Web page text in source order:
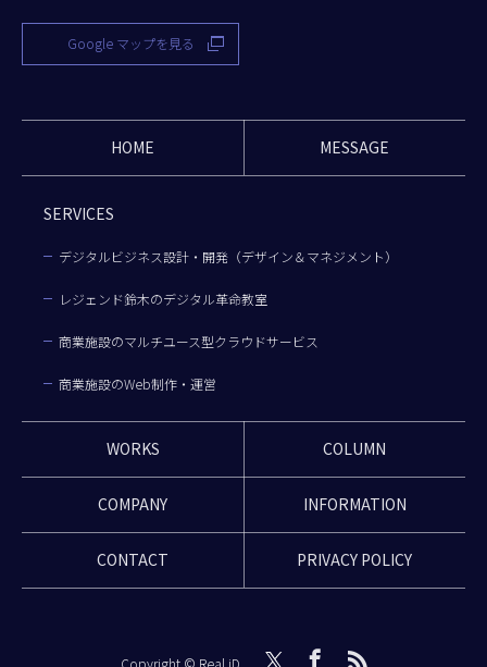
Google マップを見る
HOME MESSAGE
SERVICES
デジタルビジネス設計・開発（デザイン＆マネジメント）
レジェンド鈴木のデジタル革命教室
商業施設のマルチユース型クラウドサービス
商業施設のWeb制作・運営
WORKS COLUMN
COMPANY INFORMATION
CONTACT PRIVACY POLICY
Copyright © Real iD